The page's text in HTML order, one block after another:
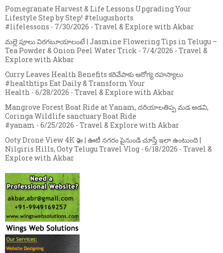
Pomegranate Harvest & Life Lessons Upgrading Your
Lifestyle Step by Step! #telugushorts
#lifelessons - 7/30/2026 - Travel & Explore with Akbar
మల్లె పూలు విరగబూయాలంటే | Jasmine Flowering Tips in Telugu –
Tea Powder & Onion Peel Water Trick - 7/4/2026 - Travel &
Explore with Akbar
Curry Leaves Health Benefits కరివేపాకు ఆరోగ్య రహస్యాలు
#healthtips Eat Daily & Transform Your
Health - 6/28/2026 - Travel & Explore with Akbar
Mangrove Forest Boat Ride at Yanam, దరియాలతిప్ప మడ అడవి,
Coringa Wildlife sanctuary Boat Ride
#yanam - 6/25/2026 - Travel & Explore with Akbar
Ooty Drone View 4K 🚁 | ఊటీ నగరం పైనుండి చూస్తే ఇలా ఉంటుంది |
Nilgiris Hills, Ooty Telugu Travel Vlog - 6/18/2026 - Travel &
Explore with Akbar